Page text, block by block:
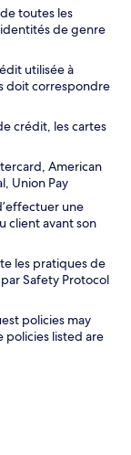
toutes les
de genre
utilisée à
doit correspondre
crédit, les cartes
American
Union Pay
une
client avant son
les pratiques de
Safety Protocol
policies may
listed are